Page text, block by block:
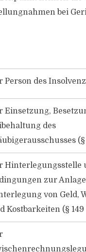
bei
Person des
Einsetzung,
des
Hinterlegungsstelle
zur
von Geld,
Kostbarkeiten (§ 149